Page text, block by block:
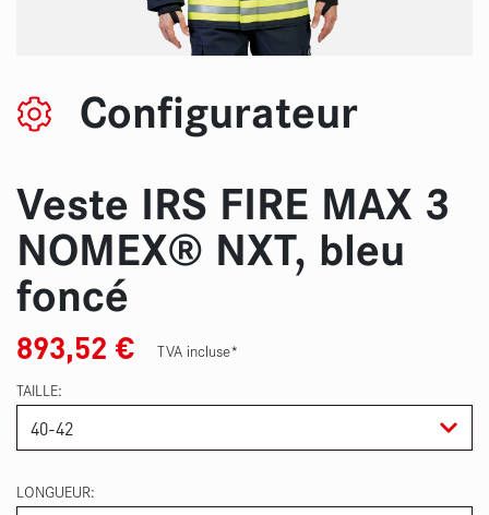
Configurateur
Veste IRS FIRE MAX 3
NOMEX® NXT, bleu
foncé
893,52 €
TVA incluse*
TAILLE
LONGUEUR